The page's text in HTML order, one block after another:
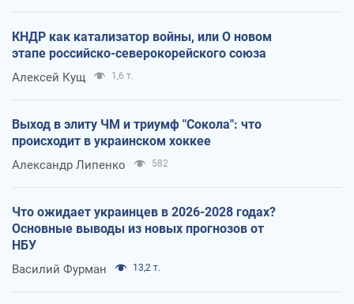
КНДР как катализатор войны, или О новом
этапе российско-северокорейского союза
Алексей Кущ 1,6 т.
Выход в элиту ЧМ и триумф "Сокола": что
происходит в украинском хоккее
Александр Липенко 582
Что ожидает украинцев в 2026-2028 годах?
Основные выводы из новых прогнозов от
НБУ
Василий Фурман 13,2 т.